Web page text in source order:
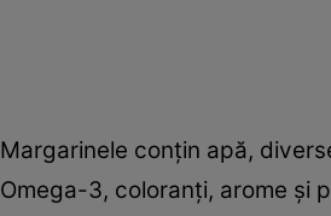
Margarinele conţin apă,
Omega-3, coloranţi, arome şi